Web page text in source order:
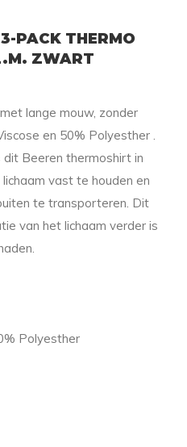
PACK THERMO
ZWART
lange mouw, zonder
en 50% Polyesther .
Beeren thermoshirt in
vast te houden en
te transporteren. Dit
van het lichaam verder is
Polyesther